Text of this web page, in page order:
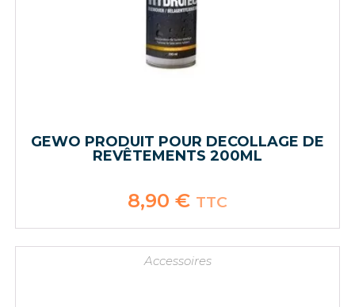
GEWO PRODUIT POUR DECOLLAGE DE
REVÊTEMENTS 200ML
8,90 € TTC
Accessoires